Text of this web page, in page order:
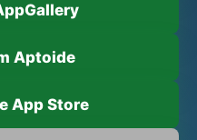
Aptoide
App Store